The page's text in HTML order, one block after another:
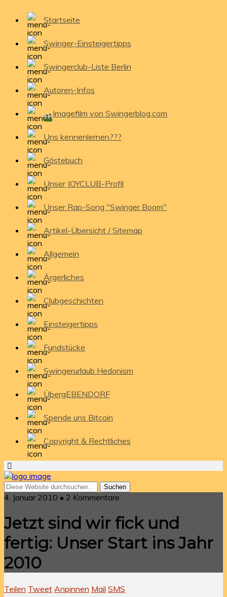
Startseite
Swinger-Einsteigertipps
Swingerclub-Liste Berlin
Autoren-Infos
Imagefilm von Swingerblog.com
Uns kennenlernen???
Gästebuch
Unser JOYCLUB-Profil
Unser Rap-Song "Swinger Boom"
Artikel-Übersicht / Sitemap
Allgemein
Ärgerliches
Clubgeschichten
Einsteigertipps
Fundstücke
Swingerurlaub Hedonism
ÜbergEBENDORF
Spende uns Bitcoin
Copyright & Rechtliches
4. Januar 2010 • 2 Kommentare
Jetzt sind wir fick und
fertig: Unser Start ins Jahr
2010
Teilen Tweet Anpinnen Mail SMS